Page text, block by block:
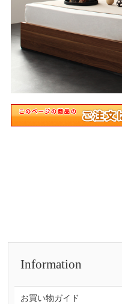
Information
お買い物ガイド